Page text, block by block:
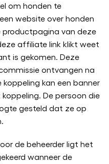
om honden te
website over honden
van deze
affiliate link klikt weet
is gekomen. Deze
ontvangen na
kan een banner
De persoon die
gesteld dat ze op
de beheerder ligt het
wanneer de